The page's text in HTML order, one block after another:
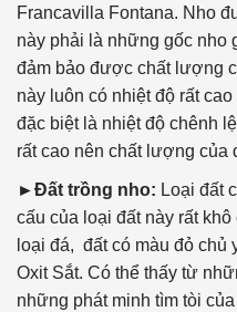
Francavilla Fontana. Nho
này phải là những gốc nho
đảm bảo được chất lượng
này luôn có nhiệt độ rất
đặc biệt là nhiệt độ chênh
rất cao nên chất lượng của
►Đất trồng nho: Loại đất
cấu của loại đất này rất
loại đá, đất có màu đỏ chủ
Oxit Sắt. Có thể thấy từ
những phát minh tìm tòi